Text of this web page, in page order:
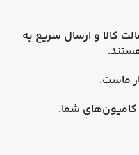
کالا و ارسال سریع به
ماست.
شما.